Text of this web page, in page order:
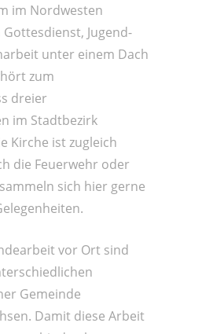
im Nordwesten
Jugend-
unter einem Dach
zum
dreier
im Stadtbezirk
Kirche ist zugleich
die Feuerwehr oder
sich hier gerne
vor Ort sind
Gemeinde
Damit diese Arbeit